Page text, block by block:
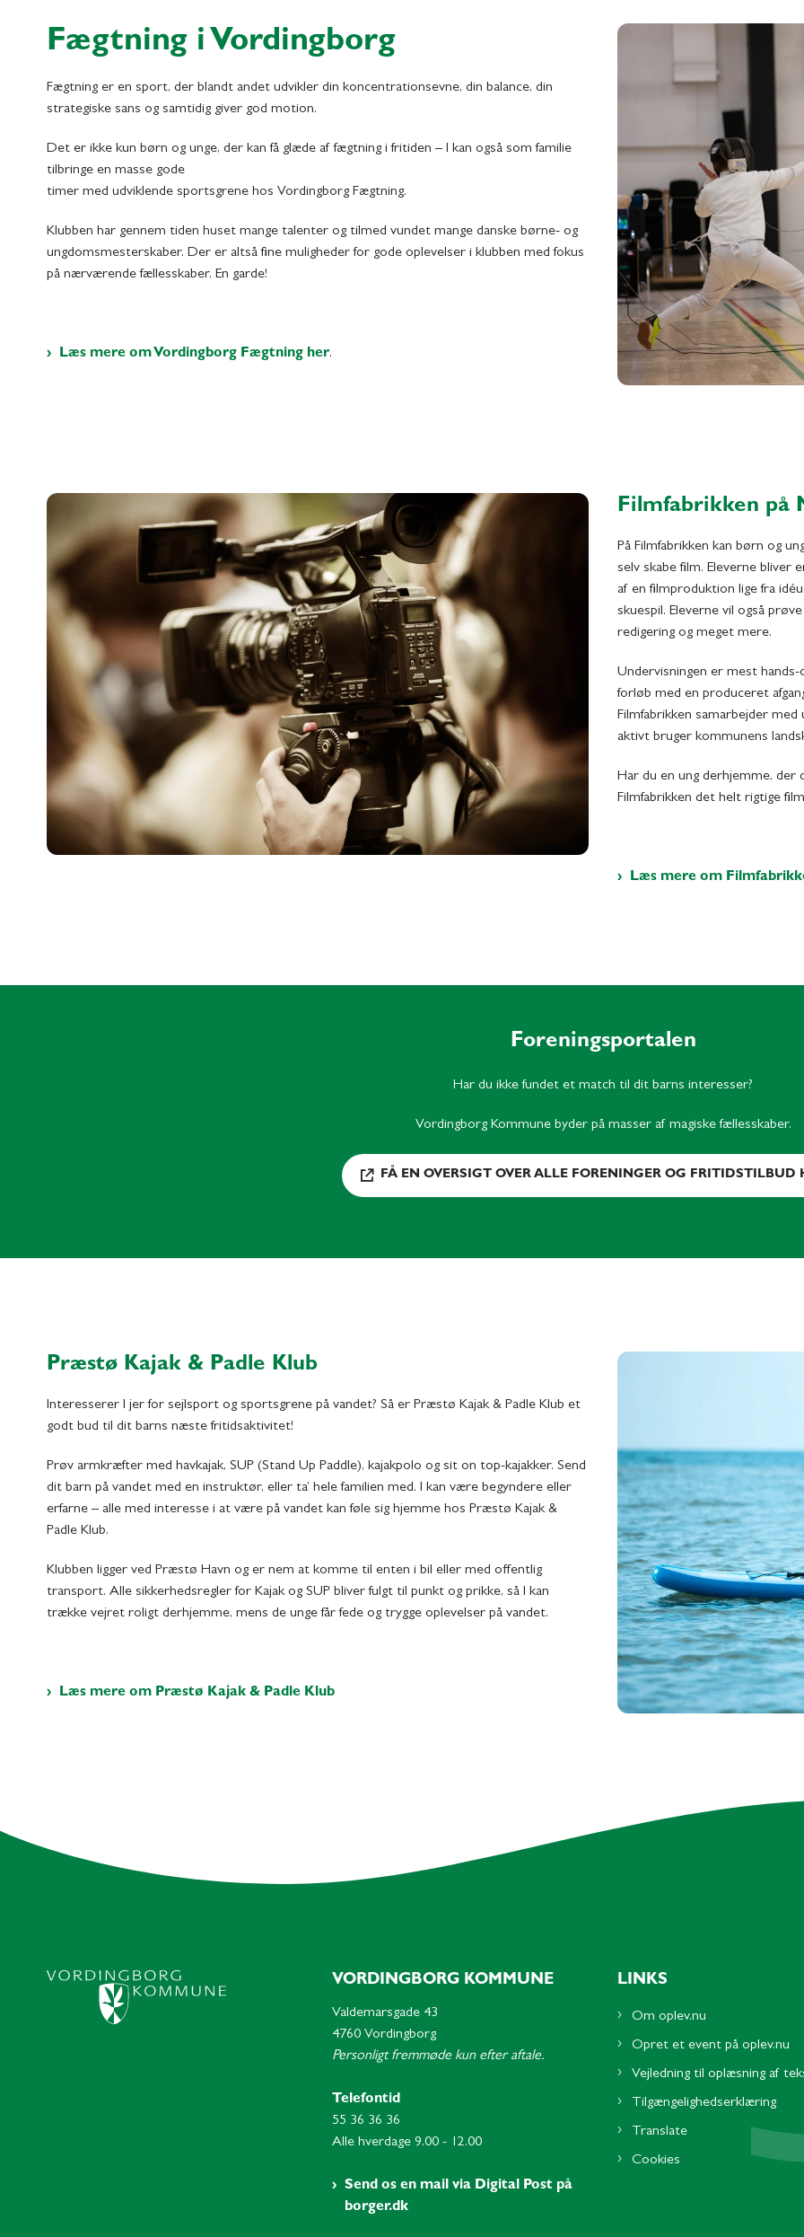
Fægtning i Vordingborg
Fægtning er en sport, der blandt andet udvikler din koncentrationsevne, din balance, din
strategiske sans og samtidig giver god motion.
Det er ikke kun børn og unge, der kan få glæde af fægtning i fritiden – I kan også som familie
tilbringe en masse gode
timer med udviklende sportsgrene hos Vordingborg Fægtning.
Klubben har gennem tiden huset mange talenter og tilmed vundet mange danske børne- og
ungdomsmesterskaber. Der er altså fine muligheder for gode oplevelser i klubben med fokus
på nærværende fællesskaber. En garde!
Læs mere om Vordingborg Fægtning her.
Filmfabrikken på
På Filmfabrikken kan børn og
selv skabe film. Eleverne bliver
af en filmproduktion lige fra
skuespil. Eleverne vil også
redigering og meget mere.
Undervisningen er mest
forløb med en produceret
Filmfabrikken samarbejder
aktivt bruger kommunens
Har du en ung derhjemme,
Filmfabrikken det helt rigtige
Læs mere om
Foreningsportalen
Har du ikke fundet et match til dit barns interesser?
Vordingborg Kommune byder på masser af magiske fællesskaber.
FÅ EN OVERSIGT OVER ALLE FORENINGER OG FRITIDSTILBUD
Præstø Kajak & Padle Klub
Interesserer I jer for sejlsport og sportsgrene på vandet? Så er Præstø Kajak & Padle Klub et
godt bud til dit barns næste fritidsaktivitet!
Prøv armkræfter med havkajak, SUP (Stand Up Paddle), kajakpolo og sit on top-kajakker. Send
dit barn på vandet med en instruktør, eller ta’ hele familien med. I kan være begyndere eller
erfarne – alle med interesse i at være på vandet kan føle sig hjemme hos Præstø Kajak &
Padle Klub.
Klubben ligger ved Præstø Havn og er nem at komme til enten i bil eller med offentlig
transport. Alle sikkerhedsregler for Kajak og SUP bliver fulgt til punkt og prikke, så I kan
trække vejret roligt derhjemme, mens de unge får fede og trygge oplevelser på vandet.
Læs mere om Præstø Kajak & Padle Klub
VORDINGBORG KOMMUNE
Valdemarsgade 43
4760 Vordingborg
Personligt fremmøde kun efter aftale.
Telefontid
55 36 36 36
Alle hverdage 9.00 - 12.00
Send os en mail via Digital Post på
borger.dk
LINKS
Om oplev.nu
Opret et event på oplev.nu
Vejledning til oplæsning af
Tilgængelighedserklæring
Translate
Cookies